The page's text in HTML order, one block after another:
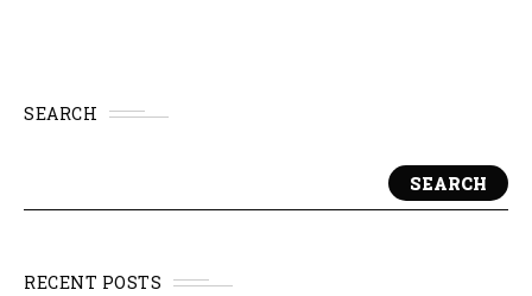
SEARCH
SEARCH
RECENT POSTS